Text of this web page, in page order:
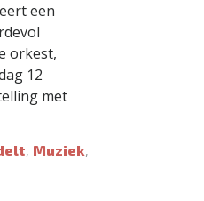
een
orkest,
12
met
, Muziek,